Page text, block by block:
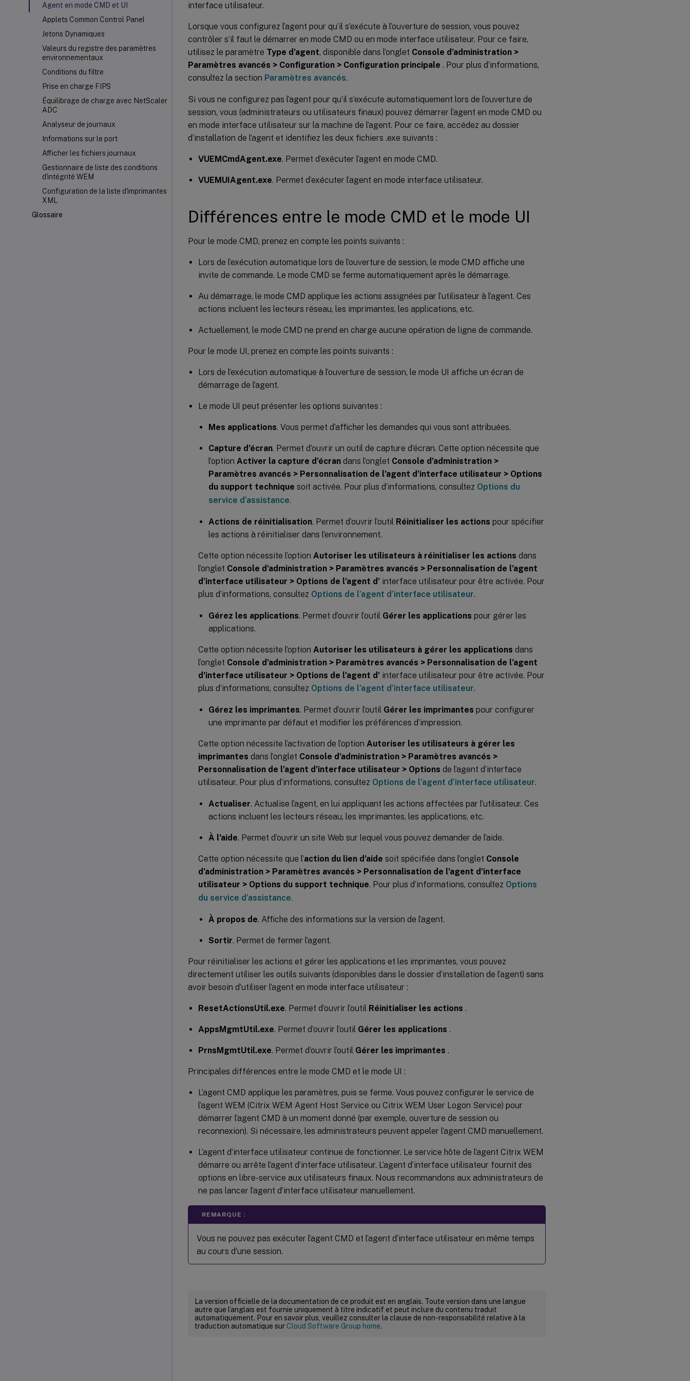
Agent en mode CMD et UI
Applets Common Control Panel
Jetons Dynamiques
Valeurs du registre des paramètres
environnementaux
Conditions du filtre
Prise en charge FIPS
Équilibrage de charge avec NetScaler
ADC
Analyseur de journaux
Informations sur le port
Afficher les fichiers journaux
Gestionnaire de liste des conditions
d'intégrité WEM
Configuration de la liste d'imprimantes
XML
Glossaire
interface utilisateur.
Lorsque vous configurez l’agent pour qu’il s’exécute à l’ouverture de session, vous pouvez
contrôler s’il faut le démarrer en mode CMD ou en mode interface utilisateur. Pour ce faire,
utilisez le paramètre Type d’agent, disponible dans l’onglet Console d’administration >
Paramètres avancés > Configuration > Configuration principale . Pour plus d’informations,
consultez la section Paramètres avancés.
Si vous ne configurez pas l’agent pour qu’il s’exécute automatiquement lors de l’ouverture de
session, vous (administrateurs ou utilisateurs finaux) pouvez démarrer l’agent en mode CMD ou
en mode interface utilisateur sur la machine de l’agent. Pour ce faire, accédez au dossier
d’installation de l’agent et identifiez les deux fichiers .exe suivants :
VUEMCmdAgent.exe. Permet d’exécuter l’agent en mode CMD.
VUEMUIAgent.exe. Permet d’exécuter l’agent en mode interface utilisateur.
Différences entre le mode CMD et le mode UI
Pour le mode CMD, prenez en compte les points suivants :
Lors de l’exécution automatique lors de l’ouverture de session, le mode CMD affiche une
invite de commande. Le mode CMD se ferme automatiquement après le démarrage.
Au démarrage, le mode CMD applique les actions assignées par l’utilisateur à l’agent. Ces
actions incluent les lecteurs réseau, les imprimantes, les applications, etc.
Actuellement, le mode CMD ne prend en charge aucune opération de ligne de commande.
Pour le mode UI, prenez en compte les points suivants :
Lors de l’exécution automatique à l’ouverture de session, le mode UI affiche un écran de
démarrage de l’agent.
Le mode UI peut présenter les options suivantes :
Mes applications. Vous permet d’afficher les demandes qui vous sont attribuées.
Capture d’écran. Permet d’ouvrir un outil de capture d’écran. Cette option nécessite que
l’option Activer la capture d’écran dans l’onglet Console d’administration >
Paramètres avancés > Personnalisation de l’agent d’interface utilisateur > Options
du support technique soit activée. Pour plus d’informations, consultez Options du
service d’assistance.
Actions de réinitialisation. Permet d’ouvrir l’outil Réinitialiser les actions pour spécifier
les actions à réinitialiser dans l’environnement.
Cette option nécessite l’option Autoriser les utilisateurs à réinitialiser les actions dans
l’onglet Console d’administration > Paramètres avancés > Personnalisation de l’agent
d’interface utilisateur > Options de l’agent d’ interface utilisateur pour être activée. Pour
plus d’informations, consultez Options de l’agent d’interface utilisateur.
Gérez les applications. Permet d’ouvrir l’outil Gérer les applications pour gérer les
applications.
Cette option nécessite l’option Autoriser les utilisateurs à gérer les applications dans
l’onglet Console d’administration > Paramètres avancés > Personnalisation de l’agent
d’interface utilisateur > Options de l’agent d’ interface utilisateur pour être activée. Pour
plus d’informations, consultez Options de l’agent d’interface utilisateur.
Gérez les imprimantes. Permet d’ouvrir l’outil Gérer les imprimantes pour configurer
une imprimante par défaut et modifier les préférences d’impression.
Cette option nécessite l’activation de l’option Autoriser les utilisateurs à gérer les
imprimantes dans l’onglet Console d’administration > Paramètres avancés >
Personnalisation de l’agent d’interface utilisateur > Options de l’agent d’interface
utilisateur. Pour plus d’informations, consultez Options de l’agent d’interface utilisateur.
Actualiser. Actualise l’agent, en lui appliquant les actions affectées par l’utilisateur. Ces
actions incluent les lecteurs réseau, les imprimantes, les applications, etc.
À l’aide. Permet d’ouvrir un site Web sur lequel vous pouvez demander de l’aide.
Cette option nécessite que l’action du lien d’aide soit spécifiée dans l’onglet Console
d’administration > Paramètres avancés > Personnalisation de l’agent d’interface
utilisateur > Options du support technique. Pour plus d’informations, consultez Options
du service d’assistance.
À propos de. Affiche des informations sur la version de l’agent.
Sortir. Permet de fermer l’agent.
Pour réinitialiser les actions et gérer les applications et les imprimantes, vous pouvez
directement utiliser les outils suivants (disponibles dans le dossier d’installation de l’agent) sans
avoir besoin d’utiliser l’agent en mode interface utilisateur :
ResetActionsUtil.exe. Permet d’ouvrir l’outil Réinitialiser les actions .
AppsMgmtUtil.exe. Permet d’ouvrir l’outil Gérer les applications .
PrnsMgmtUtil.exe. Permet d’ouvrir l’outil Gérer les imprimantes .
Principales différences entre le mode CMD et le mode UI :
L’agent CMD applique les paramètres, puis se ferme. Vous pouvez configurer le service de
l’agent WEM (Citrix WEM Agent Host Service ou Citrix WEM User Logon Service) pour
démarrer l’agent CMD à un moment donné (par exemple, ouverture de session ou
reconnexion). Si nécessaire, les administrateurs peuvent appeler l’agent CMD manuellement.
L’agent d’interface utilisateur continue de fonctionner. Le service hôte de l’agent Citrix WEM
démarre ou arrête l’agent d’interface utilisateur. L’agent d’interface utilisateur fournit des
options en libre-service aux utilisateurs finaux. Nous recommandons aux administrateurs de
ne pas lancer l’agent d’interface utilisateur manuellement.
REMARQUE :
Vous ne pouvez pas exécuter l’agent CMD et l’agent d’interface utilisateur en même temps
au cours d’une session.
La version officielle de la documentation de ce produit est en anglais. Toute version dans une langue
autre que l’anglais est fournie uniquement à titre indicatif et peut inclure du contenu traduit
automatiquement. Pour en savoir plus, veuillez consulter la clause de non-responsabilité relative à la
traduction automatique surCloud Software Group home.